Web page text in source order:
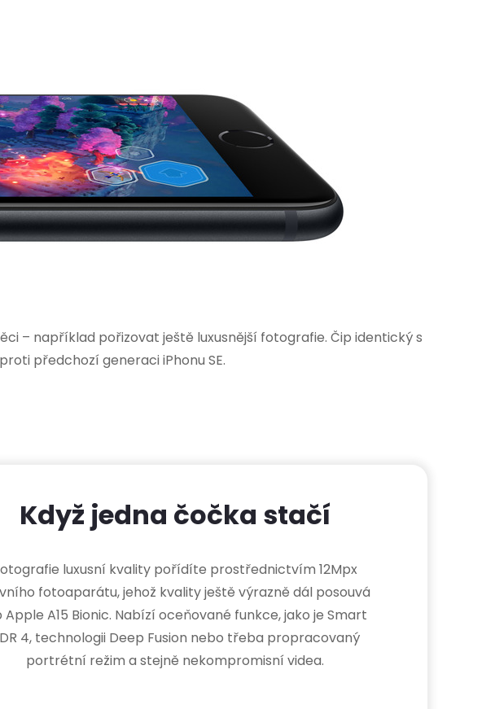
– například pořizovat ještě luxusnější fotografie. Čip identický s
předchozí generaci iPhonu SE.
Když jedna čočka stačí
luxusní kvality pořídíte prostřednictvím 12Mpx
fotoaparátu, jehož kvality ještě výrazně dál posouvá
Apple A15 Bionic. Nabízí oceňované funkce, jako je Smart
4, technologii Deep Fusion nebo třeba propracovaný
portrétní režim a stejně nekompromisní videa.